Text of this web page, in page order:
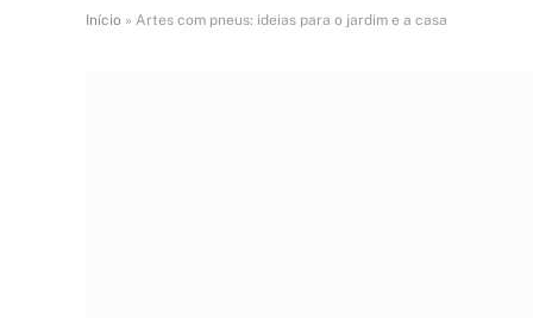
Início » Artes com pneus: ideias para o jardim e a casa